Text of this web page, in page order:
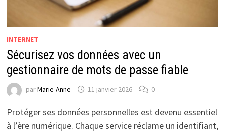
INTERNET
Sécurisez vos données avec un
gestionnaire de mots de passe fiable
parMarie-Anne 11 janvier 2026 0
Protéger ses données personnelles est devenu essentiel
à l’ère numérique. Chaque service réclame un identifiant,